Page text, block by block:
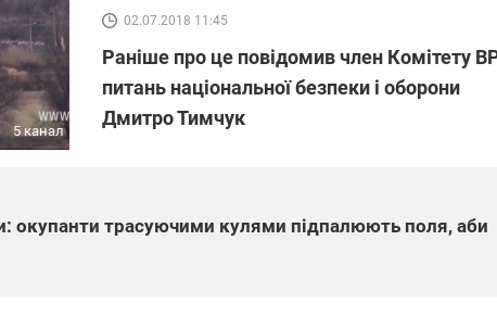
5 канал
02.07.2018 11:45
Раніше про це повідомив член Комітету
питань національної безпеки і оборони
Дмитро Тимчук
окупанти трасуючими кулями підпалюють поля, аби
СВІТЛА В УКРАЇНІ
ПЛІВКИ МІНДІЧА: СПРАВА